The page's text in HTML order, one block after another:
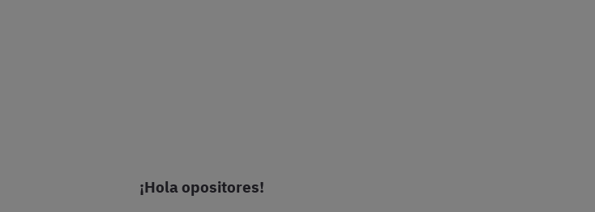
¡Hola opositores!